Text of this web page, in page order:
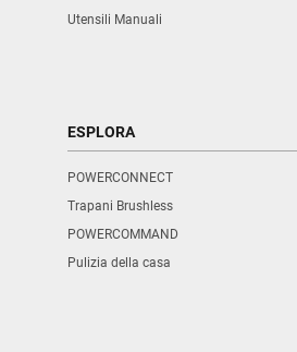
Utensili Manuali
ESPLORA
POWERCONNECT
Trapani Brushless
POWERCOMMAND
Pulizia della casa